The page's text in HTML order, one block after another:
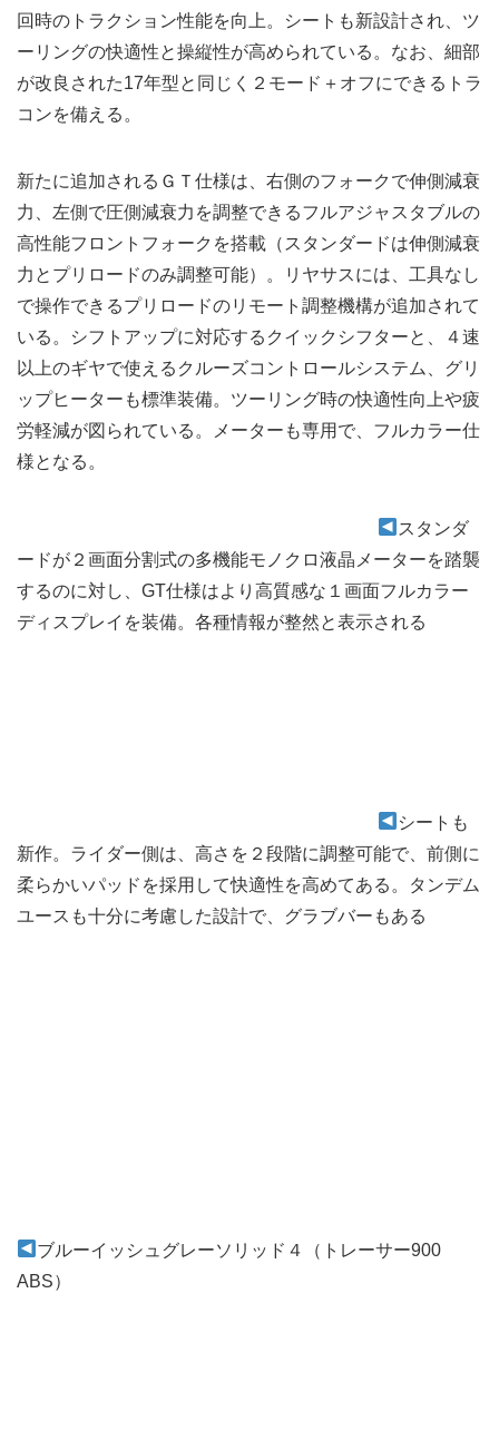
回時のトラクション性能を向上。シートも新設計され、ツ
ーリングの快適性と操縦性が高められている。なお、細部
が改良された17年型と同じく２モード＋オフにできるトラ
コンを備える。
新たに追加されるＧＴ仕様は、右側のフォークで伸側減衰
力、左側で圧側減衰力を調整できるフルアジャスタブルの
高性能フロントフォークを搭載（スタンダードは伸側減衰
力とプリロードのみ調整可能）。リヤサスには、工具なし
で操作できるプリロードのリモート調整機構が追加されて
いる。シフトアップに対応するクイックシフターと、４速
以上のギヤで使えるクルーズコントロールシステム、グリ
ップヒーターも標準装備。ツーリング時の快適性向上や疲
労軽減が図られている。メーターも専用で、フルカラー仕
様となる。
スタンダ
ードが２画面分割式の多機能モノクロ液晶メーターを踏襲
するのに対し、GT仕様はより高質感な１画面フルカラー
ディスプレイを装備。各種情報が整然と表示される
シートも
新作。ライダー側は、高さを２段階に調整可能で、前側に
柔らかいパッドを採用して快適性を高めてある。タンデム
ユースも十分に考慮した設計で、グラブバーもある
ブルーイッシュグレーソリッド４（トレーサー900
ABS）